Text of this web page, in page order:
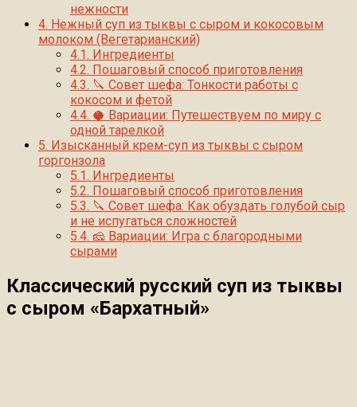
нежности
4. Нежный суп из тыквы с сыром и кокосовым
молоком (Вегетарианский)
4.1. Ингредиенты
4.2. Пошаговый способ приготовления
4.3. 🔪 Совет шефа: Тонкости работы с
кокосом и фетой
4.4. 🥥 Вариации: Путешествуем по миру с
одной тарелкой
5. Изысканный крем-суп из тыквы с сыром
горгонзола
5.1. Ингредиенты
5.2. Пошаговый способ приготовления
5.3. 🔪 Совет шефа: Как обуздать голубой сыр
и не испугаться сложностей
5.4. 🧀 Вариации: Игра с благородными
сырами
Классический русский суп из тыквы
с сыром «Бархатный»